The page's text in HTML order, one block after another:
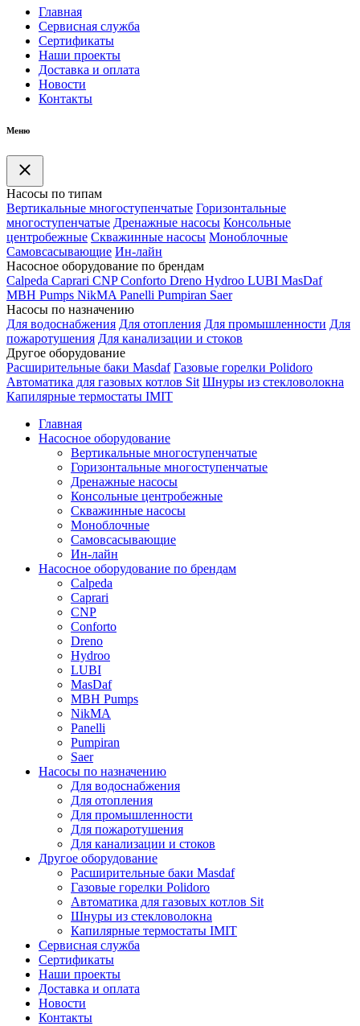
Главная
Сервисная служба
Сертификаты
Наши проекты
Доставка и оплата
Новости
Контакты
Меню
Насосы по типам
Вертикальные многоступенчатые Горизонтальные
многоступенчатые Дренажные насосы Консольные
центробежные Скважинные насосы Моноблочные
Самовсасывающие Ин-лайн
Насосное оборудование по брендам
Calpeda Caprari CNP Conforto Dreno Hydroo LUBI MasDaf
MBH Pumps NikMA Panelli Pumpiran Saer
Насосы по назначению
Для водоснабжения Для отопления Для промышленности Для
пожаротушения Для канализации и стоков
Другое оборудование
Расширительные баки Masdaf Газовые горелки Polidoro
Автоматика для газовых котлов Sit Шнуры из стекловолокна
Капилярные термостаты IMIT
Главная
Насосное оборудование
Вертикальные многоступенчатые
Горизонтальные многоступенчатые
Дренажные насосы
Консольные центробежные
Скважинные насосы
Моноблочные
Самовсасывающие
Ин-лайн
Насосное оборудование по брендам
Calpeda
Caprari
CNP
Conforto
Dreno
Hydroo
LUBI
MasDaf
MBH Pumps
NikMA
Panelli
Pumpiran
Saer
Насосы по назначению
Для водоснабжения
Для отопления
Для промышленности
Для пожаротушения
Для канализации и стоков
Другое оборудование
Расширительные баки Masdaf
Газовые горелки Polidoro
Автоматика для газовых котлов Sit
Шнуры из стекловолокна
Капилярные термостаты IMIT
Сервисная служба
Сертификаты
Наши проекты
Доставка и оплата
Новости
Контакты